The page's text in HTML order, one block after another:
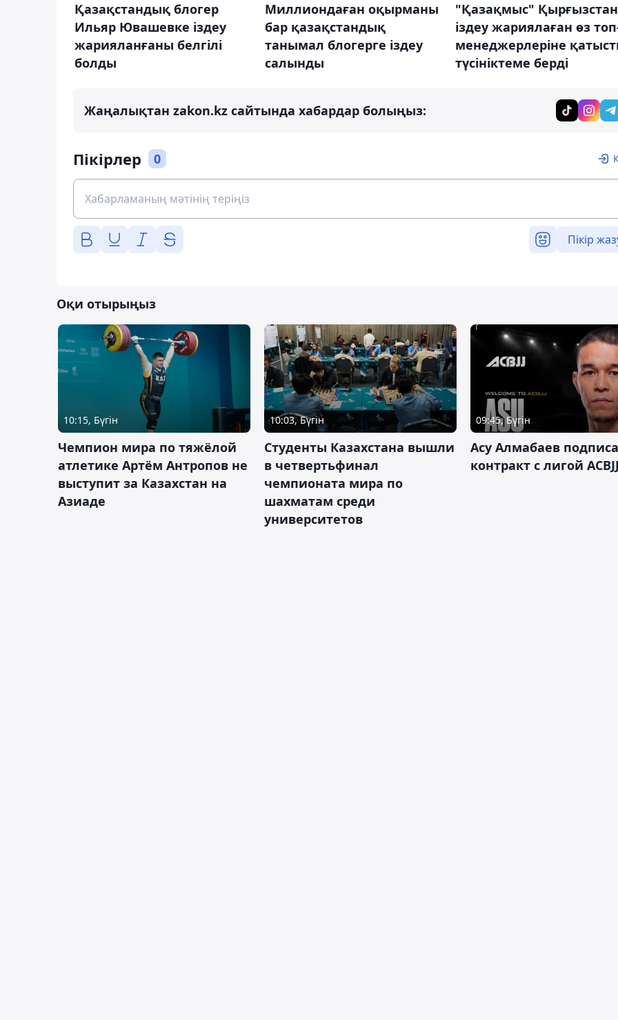
Қазақстандық блогер
Ильяр Ювашевке іздеу
жарияланғаны белгілі
болды
Миллиондаған оқырманы
бар қазақстандық
танымал блогерге іздеу
салынды
"Қазақмыс" Қырғызстан
іздеу жариялаған өз
менеджерлеріне
түсініктеме берді
Жаңалықтан zakon.kz сайтында хабардар болыңыз:
Пікірлер 0
Пікір
Оқи отырыңыз
10:15, Бүгін
Чемпион мира по тяжёлой
атлетике Артём Антропов не
выступит за Казахстан на
Азиаде
10:03, Бүгін
Студенты Казахстана вышли
в четвертьфинал
чемпионата мира по
шахматам среди
университетов
09:45, Бүгін
Асу Алмабаев
контракт с лигой